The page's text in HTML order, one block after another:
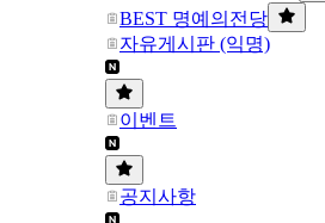
BEST 명예의전당
자유게시판 (익명)
이벤트
공지사항